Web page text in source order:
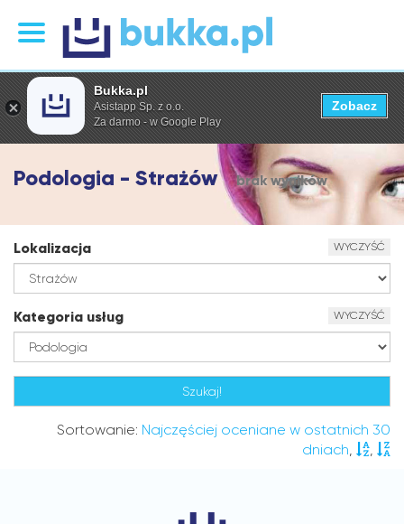
Podologia - Strażów brak wyników
Lokalizacja WYCZYŚĆ
Kategoria usług WYCZYŚĆ
Sortowanie: Najczęściej oceniane w ostatnich 30
dniach, ,
Bukka.pl
Asistapp Sp. z o.o.
Za darmo - w Google Play
Zobacz